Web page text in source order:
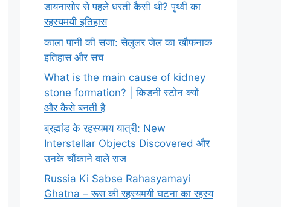
डायनासोर से पहले धरती कैसी थी? पृथ्वी का
रहस्यमयी इतिहास
काला पानी की सजा: सेलुलर जेल का खौफनाक
इतिहास और सच
What is the main cause of kidney
stone formation? | किडनी स्टोन क्यों
और कैसे बनती है
ब्रह्मांड के रहस्यमय यात्री: New
Interstellar Objects Discovered और
उनके चौंकाने वाले राज
Russia Ki Sabse Rahasyamayi
Ghatna – रूस की रहस्यमयी घटना का रहस्य